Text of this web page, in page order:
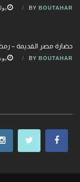
BY BOUTAHAR يوليو
حضارة مصر القديمة –
BY BOUTAHAR يونيو